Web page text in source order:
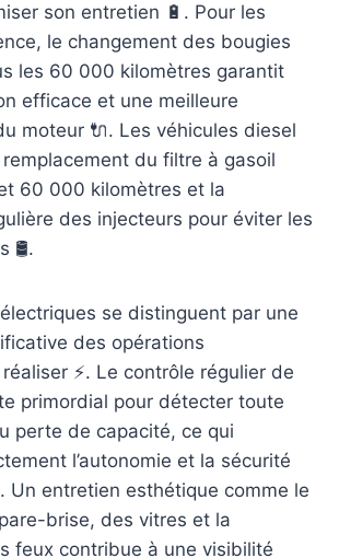
son entretien 🔋. Pour les
le changement des bougies
les 60 000 kilomètres garantit
efficace et une meilleure
moteur 🔌. Les véhicules diesel
du filtre à gasoil
60 000 kilomètres et la
des injecteurs pour éviter les
🛢️.
se distinguent par une
des opérations
⚡. Le contrôle régulier de
primordial pour détecter toute
perte de capacité, ce qui
l’autonomie et la sécurité
Un entretien esthétique comme le
brise, des vitres et la
feux contribue à une visibilité